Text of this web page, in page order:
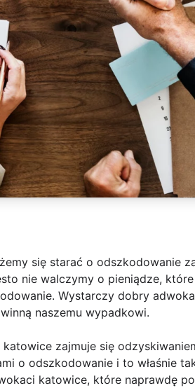
się starać o odszkodowanie
nie walczymy o pieniądze, które
Wystarczy dobry
naszemu wypadkowi.
zajmuje się
o odszkodowanie i to właśnie
katowice, które naprawdę